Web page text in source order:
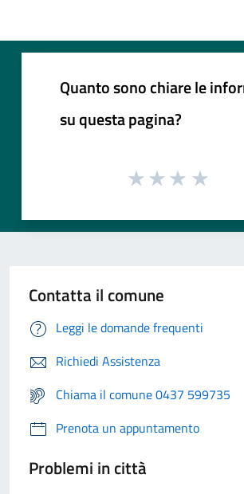
Quanto sono chiare le
su questa pagina?
Contatta il comune
Leggi le domande frequenti
Richiedi Assistenza
Chiama il comune 0437 599735
Prenota un appuntamento
Problemi in città